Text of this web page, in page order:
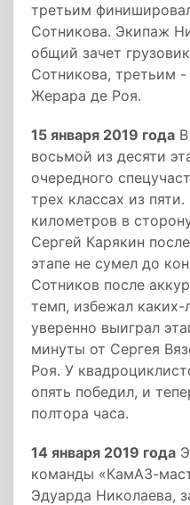
третьим
Сотникова. Экипаж
общий зачет
Сотникова, третьим
Жерара де Роя.
15 января 2019 года
восьмой из десяти
очередного
трех классах из
километров в
Сергей Карякин
этапе не сумел до
Сотников после
темп, избежал
уверенно выиграл
минуты от Сергея
Роя. У
опять победил, и
полтора часа.
14 января 2019 года
команды «КамАЗ-
Эдуарда Николаева,